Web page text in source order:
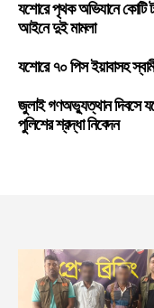
যশোরে পৃথক অভিযানে কোটি
আইনে দুই মামলা
যশোরে ৭০ পিস ইয়াবাসহ
জুলাই গণঅভ্যুত্থান দিবসে
পুলিশের শ্রদ্ধা নিবেদন